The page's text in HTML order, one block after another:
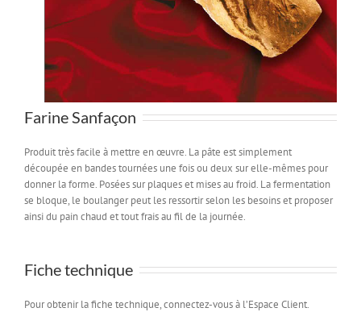
Farine Sanfaçon
Produit très facile à mettre en œuvre. La pâte est simplement
découpée en bandes tournées une fois ou deux sur elle-mêmes pour
donner la forme. Posées sur plaques et mises au froid. La fermentation
se bloque, le boulanger peut les ressortir selon les besoins et proposer
ainsi du pain chaud et tout frais au fil de la journée.
Fiche technique
Pour obtenir la fiche technique, connectez-vous à l’Espace Client.